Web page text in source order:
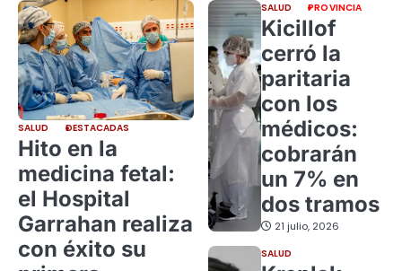
SALUD DESTACADAS
Hito en la
medicina fetal:
el Hospital
Garrahan realiza
con éxito su
SALUD PROVINCIA
Kicillof
cerró la
paritaria
con los
médicos:
cobrarán
un 7% en
dos tramos
21 julio, 2026
SALUD